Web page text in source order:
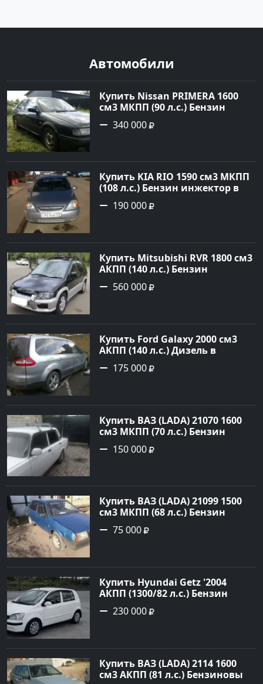
Автомобили
Купить Nissan PRIMERA 1600
см3 МКПП (90 л.с.) Бензин
инжектор в Петровская: цвет
Зеленый Седан 1994 года по
Авторынок23
340 000
Купить KIA RIO 1590 см3 МКПП
(108 л.с.) Бензин инжектор в
Краснодар: цвет серебристый
Седан 2004 года по цене 190000
190 000
Купить Mitsubishi RVR 1800 см3
АКПП (140 л.с.) Бензин
инжектор в Троицкая : цвет
Черный Минивэн 1998 года по
Авторынок23
560 000
Купить Ford Galaxy 2000 см3
АКПП (140 л.с.) Дизель в
Новороссийск: цвет серый
металик Минивэн 2008 года по
Авторынок23
175 000
Купить ВАЗ (LADA) 21070 1600
см3 МКПП (70 л.с.) Бензин
инжектор в Платнировская:
цвет Белый Седан 2000 года по
Авторынок23
150 000
Купить ВАЗ (LADA) 21099 1500
см3 МКПП (68 л.с.) Бензин
инжектор в Кореновск : цвет
Синий Седан 2000 года по цене
75 000
Купить Hyundai Getz '2004
АКПП (1300/82 л.с.) Бензин
инжектор Петровская цвет
Белый Седан по цене 230000
230 000
Купить ВАЗ (LADA) 2114 1600
см3 АКПП (81 л.с.) Бензиновый